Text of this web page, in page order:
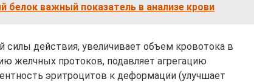
белок важный показатель в анализе крови
силы действия, увеличивает объем кровотока в
желчных протоков, подавляет агрегацию
эритроцитов к деформации (улучшает